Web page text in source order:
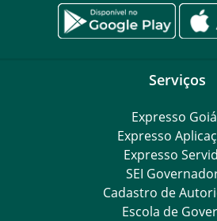
Serviços
Expresso
Expresso
Expresso
SEI
Cadastro de
Escola de